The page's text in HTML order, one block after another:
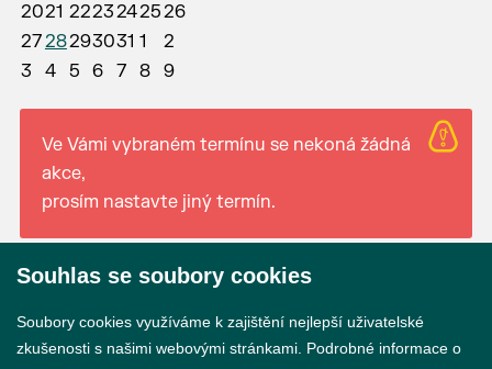
2021 2223242526
2728293031 1
2
3
4 5 6 7 8 9
Ve Vámi vybraném termínu se nekoná žádná
akce,
prosím nastavte jiný termín.
Souhlas se soubory cookies
Soubory cookies využíváme k zajištění nejlepší uživatelské
zkušenosti s našimi webovými stránkami. Podrobné informace o